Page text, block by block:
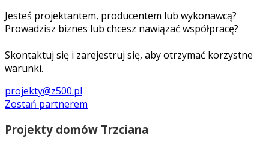
Jesteś projektantem, producentem lub wykonawcą?
Prowadzisz biznes lub chcesz nawiązać współpracę?
Skontaktuj się i zarejestruj się, aby otrzymać korzystne
warunki.
projekty@z500.pl
Zostań partnerem
Projekty domów Trzciana